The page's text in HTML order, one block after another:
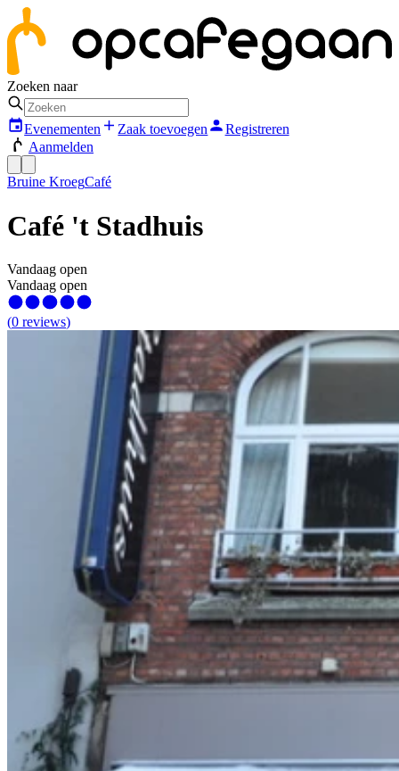
Zoeken naar
Evenementen Zaak toevoegen
Registreren
Aanmelden
Bruine KroegCafé
Café 't Stadhuis
Vandaag open
Vandaag open
(0 reviews)